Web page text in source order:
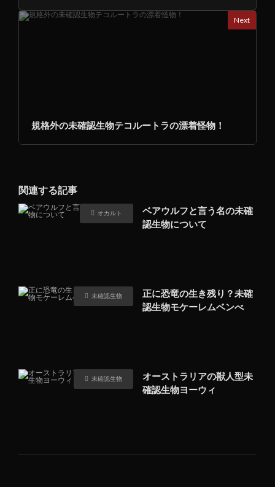
Next
規格外の未確認生物テコルートラの漂着怪物！
関連する記事
オカルト
ベアウルフと言う名の未確
認生物について
未確認生物
正に恐竜の生き残り？未確
認生物モケーレムベンべ
未確認生物
オーストラリアの獣人型未
確認生物ヨーウィ